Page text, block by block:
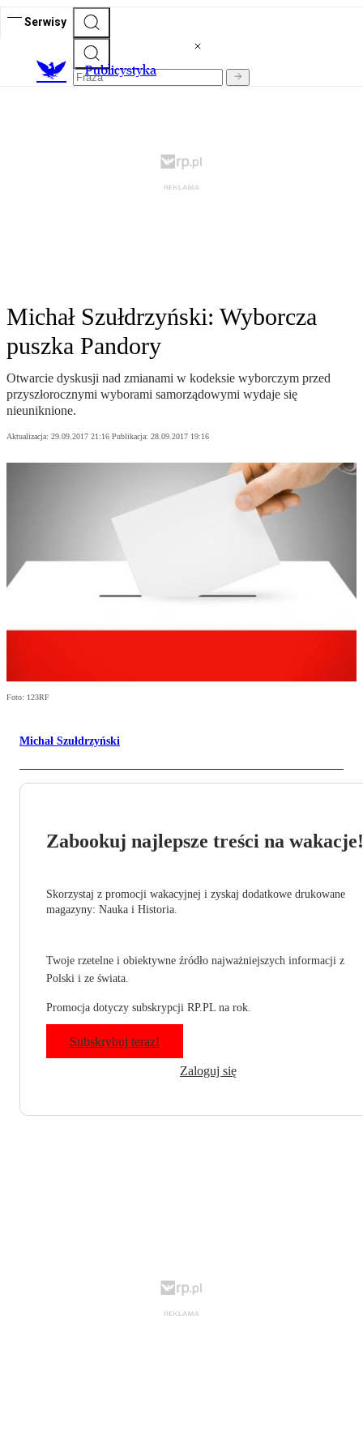
Serwisy
Publicystyka
Michał Szułdrzyński: Wyborcza
puszka Pandory
Otwarcie dyskusji nad zmianami w kodeksie wyborczym przed
przyszłorocznymi wyborami samorządowymi wydaje się
nieuniknione.
Aktualizacja: 29.09.2017 21:16 Publikacja: 28.09.2017 19:16
Foto: 123RF
Michał Szułdrzyński
Zabookuj najlepsze treści na wakacje!
Skorzystaj z promocji wakacyjnej i zyskaj dodatkowe drukowane
magazyny: Nauka i Historia.
Twoje rzetelne i obiektywne źródło najważniejszych informacji z
Polski i ze świata.
Promocja dotyczy subskrypcji RP.PL na rok.
Subskrybuj teraz!
Zaloguj się